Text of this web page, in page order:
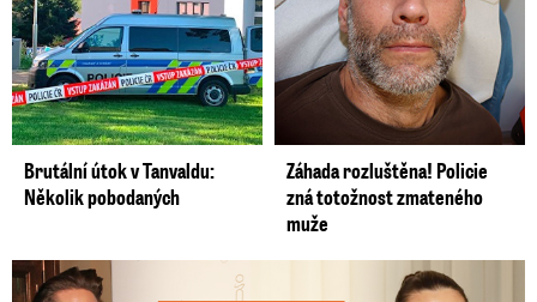
Brutální útok v Tanvaldu:
Několik pobodaných
Záhada rozluštěna! Policie
zná totožnost zmateného
muže
Šťastná Brzobohatá se pochlubila fotkou: Rýpanec od Ondřeje